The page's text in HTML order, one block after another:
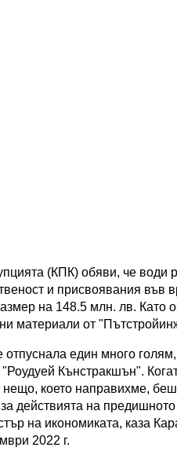
(КПК) обяви, че води
и присвоявания във
на 148.5 млн. лв. Като
материали от
един много голям,
Кънстракшън".
което направихме,
действията на
на икономиката, каза
2022 г.